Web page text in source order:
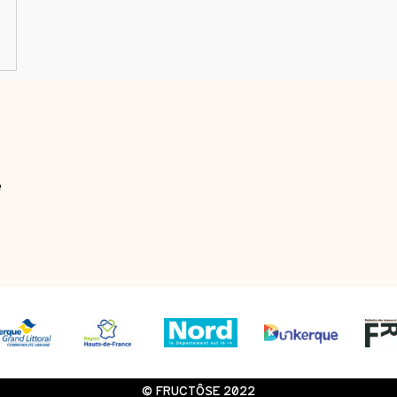
© FRUCTÔSE 2022